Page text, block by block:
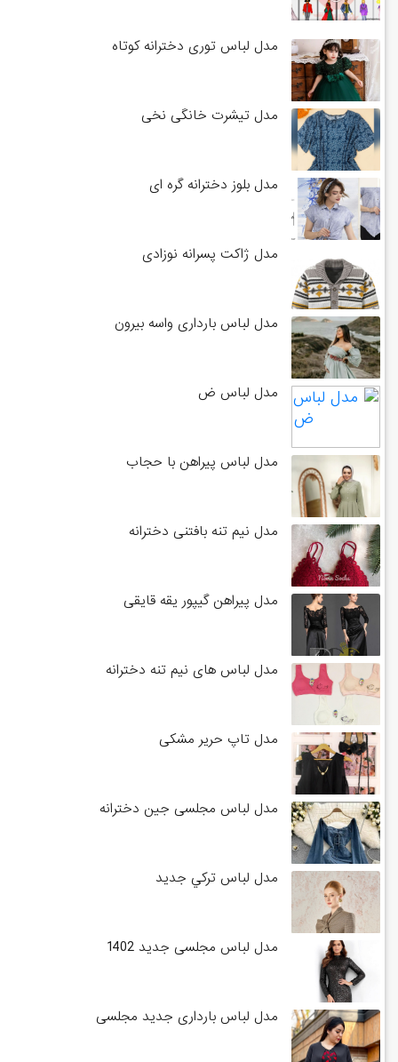
مدل لباس توری دخترانه کوتاه
مدل تیشرت خانگی نخی
مدل بلوز دخترانه گره ای
مدل ژاکت پسرانه نوزادی
مدل لباس بارداری واسه بیرون
مدل لباس ض
مدل لباس پیراهن با حجاب
مدل نیم تنه بافتنی دخترانه
مدل پیراهن گیپور یقه قایقی
مدل لباس های نیم تنه دخترانه
مدل تاپ حریر مشکی
مدل لباس مجلسی جین دخترانه
مدل لباس تركي جديد
مدل لباس مجلسی جدید 1402
مدل لباس بارداری جدید مجلسی